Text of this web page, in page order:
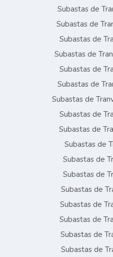
Subastas de
Subastas de
Subastas de
Subastas de
Subastas de
Subastas de
Subastas de
Subastas de
Subastas de
Subastas de
Subastas de
Subastas de
Subastas de
Subastas de
Subastas de
Subastas de
Subastas de